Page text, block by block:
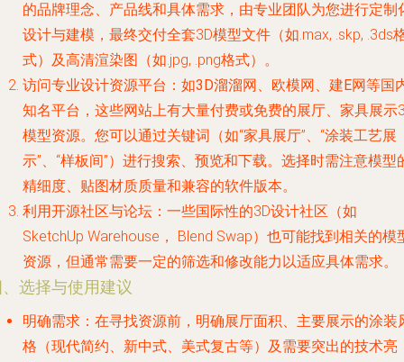
的品牌理念、产品线和具体需求，由专业团队为您进行定制
设计与建模，最终交付全套3D模型文件（如.max, .skp, .3ds
式）及高清渲染图（如.jpg, .png格式）。
访问专业设计资源平台 ：如3D溜溜网、欧模网、建E网等国
知名平台，这些网站上有大量付费或免费的展厅、家具展示
模型资源。您可以通过关键词（如“家具展厅”、“涂装工艺展
示”、“样板间”）进行搜索、预览和下载。选择时需注意模型
精细度、贴图材质质量和兼容的软件版本。
利用开源社区与论坛 ：一些国际性的3D设计社区（如
SketchUp Warehouse， Blend Swap）也可能找到相关的模
资源，但通常需要一定的筛选和修改能力以适应具体需求。
选择与使用建议
明确需求 ：在寻找资源前，明确展厅面积、主要展示的涂装
格（现代简约、新中式、美式复古等）及需要突出的技术亮